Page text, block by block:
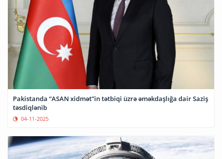
Pakistanda “ASAN xidmət”in tətbiqi üzrə əməkdaşlığa dair Saziş
təsdiqlənib
04-11-2025